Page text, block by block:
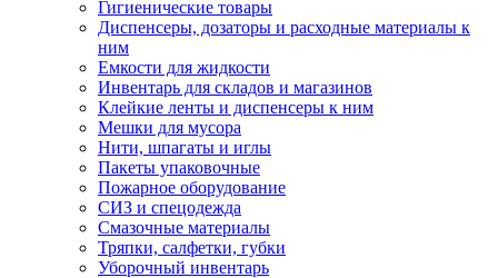
Гигиенические товары
Диспенсеры, дозаторы и расходные материалы к
ним
Емкости для жидкости
Инвентарь для складов и магазинов
Клейкие ленты и диспенсеры к ним
Мешки для мусора
Нити, шпагаты и иглы
Пакеты упаковочные
Пожарное оборудование
СИЗ и спецодежда
Смазочные материалы
Тряпки, салфетки, губки
Уборочный инвентарь